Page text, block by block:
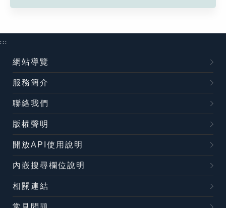
:::
網站導覽
服務簡介
聯絡我們
版權聲明
開放API使用說明
內嵌搜尋欄位說明
相關連結